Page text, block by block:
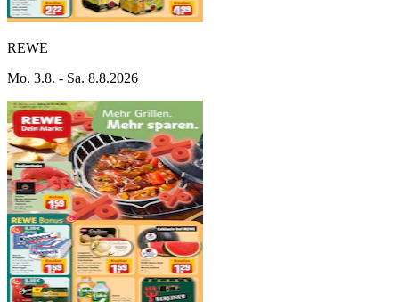
REWE
Mo. 3.8. - Sa. 8.8.2026